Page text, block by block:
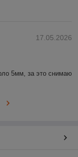
17.05.2026
5мм, за это снимаю